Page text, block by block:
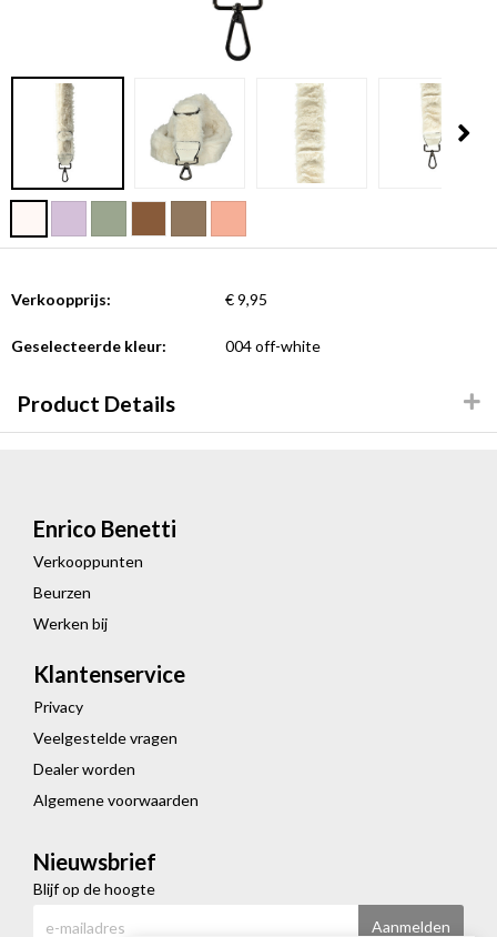
Verkoopprijs: € 9,95
Geselecteerde kleur: 004 off-white
Product Details
Enrico Benetti
Verkooppunten
Beurzen
Werken bij
Klantenservice
Privacy
Veelgestelde vragen
Dealer worden
Algemene voorwaarden
Nieuwsbrief
Blijf op de hoogte
Aanmelden